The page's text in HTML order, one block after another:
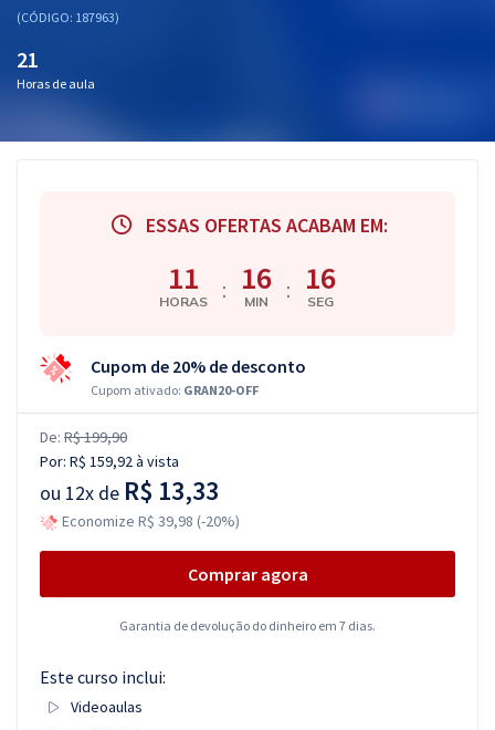
Atendimento
(CÓDIGO: 187963)
21
Horas de aula
ESSAS OFERTAS ACABAM EM:
11
HORAS : 16
MIN : 15
SEG
Cupom de 20% de desconto
Cupom ativado: GRAN20-OFF
De: R$ 199,90
Por: R$ 159,92à vista
ou 12x de R$ 13,33
Economize R$ 39,98 (-20%)
Comprar agora
Garantia de devolução do dinheiro em 7 dias.
Este curso inclui:
Videoaulas